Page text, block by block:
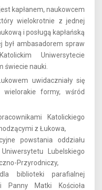
kapłanem, naukowcem
wielokrotnie z jednej
i posługą kapłańską
był ambasadorem spraw
Uniwersytecie
świecie nauki.
uwidaczniały się
formy, wśród
Katolickiego
z Łukowa,
powstania oddziału
Lubelskiego
Przyrodniczy,
biblioteki parafialnej
Panny Matki Kościoła